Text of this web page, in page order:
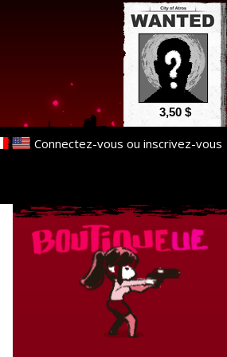
3,50 $
Connectez-vous ou inscrivez-vous